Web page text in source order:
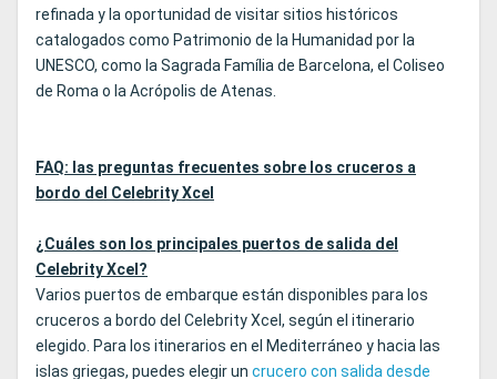
refinada y la oportunidad de visitar sitios históricos
catalogados como Patrimonio de la Humanidad por la
UNESCO, como la Sagrada Família de Barcelona, el Coliseo
de Roma o la Acrópolis de Atenas.
FAQ: las preguntas frecuentes sobre los cruceros a
bordo del Celebrity Xcel
¿Cuáles son los principales puertos de salida del
Celebrity Xcel?
Varios puertos de embarque están disponibles para los
cruceros a bordo del Celebrity Xcel, según el itinerario
elegido. Para los itinerarios en el Mediterráneo y hacia las
islas griegas, puedes elegir un crucero con salida desde